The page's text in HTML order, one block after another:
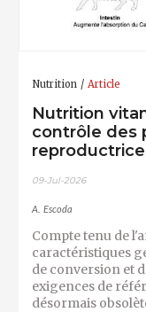
Nutrition Article
Nutrition
contrôle des
09-Jul-2026
A. Escoda
Compte tenu de
caractéristiques
de conversion et
exigences de
désormais